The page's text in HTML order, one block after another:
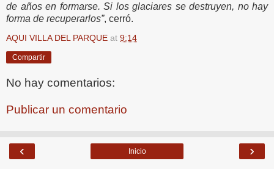
de años en formarse. Si los glaciares se destruyen, no hay
forma de recuperarlos”, cerró.
AQUI VILLA DEL PARQUE at 9:14
Compartir
No hay comentarios:
Publicar un comentario
‹ ›
Inicio